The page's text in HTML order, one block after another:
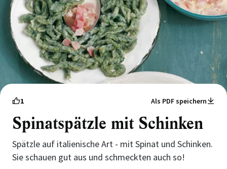
1 Als PDF speichern
Spinatspätzle mit Schinken
Spätzle auf italienische Art - mit Spinat und Schinken.
Sie schauen gut aus und schmeckten auch so!